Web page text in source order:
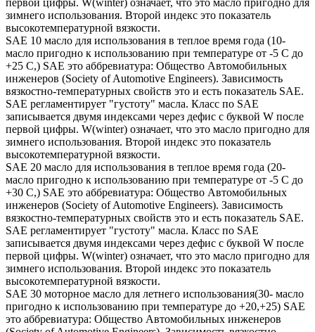
первой цифры. W(winter) означает, что это масло пригодно для
зимнего использования. Второй индекс это показатель
высокотемпературной вязкости.
SAE 10 масло для использования в теплое время года (10-
масло пригодно к использованию при температуре от -5 С до
+25 С,) SAE это аббревиатура: Общество Автомобильных
инженеров (Society of Automotive Engineers). Зависимость
вязкостно-температурных свойств это и есть показатель SAE.
SAE регламентирует "густоту" масла. Класс по SAE
записывается двумя индексами через дефис с буквой W после
первой цифры. W(winter) означает, что это масло пригодно для
зимнего использования. Второй индекс это показатель
высокотемпературной вязкости.
SAE 20 масло для использования в теплое время года (20-
масло пригодно к использованию при температуре от -5 С до
+30 С,) SAE это аббревиатура: Общество Автомобильных
инженеров (Society of Automotive Engineers). Зависимость
вязкостно-температурных свойств это и есть показатель SAE.
SAE регламентирует "густоту" масла. Класс по SAE
записывается двумя индексами через дефис с буквой W после
первой цифры. W(winter) означает, что это масло пригодно для
зимнего использования. Второй индекс это показатель
высокотемпературной вязкости.
SAE 30 моторное масло для летнего использования(30- масло
пригодно к использованию при температуре до +20,+25) SAE
это аббревиатура: Общество Автомобильных инженеров